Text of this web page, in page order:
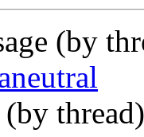
(by
(by